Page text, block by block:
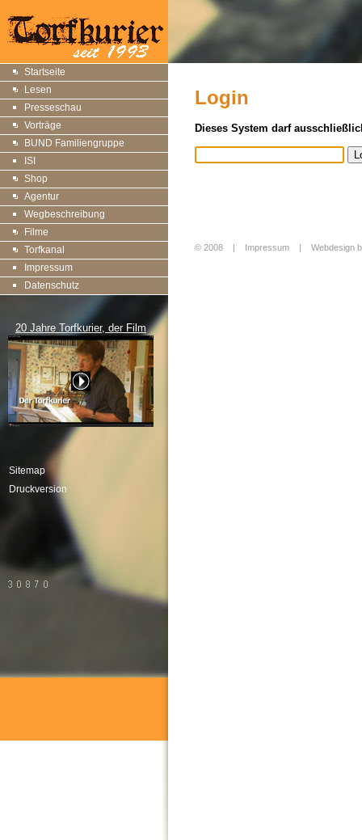
Startseite
Lesen
Presseschau
Vorträge
BUND Familiengruppe
ISI
Shop
Agentur
Wegbeschreibung
Filme
Torfkanal
Impressum
Datenschutz
20 Jahre Torfkurier, der Film
Sitemap
Druckversion
Login
Dieses System darf
© 2008 | Impressum Webdesign